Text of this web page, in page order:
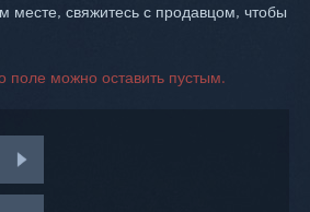
месте, свяжитесь с продавцом, чтобы
поле можно оставить пустым.